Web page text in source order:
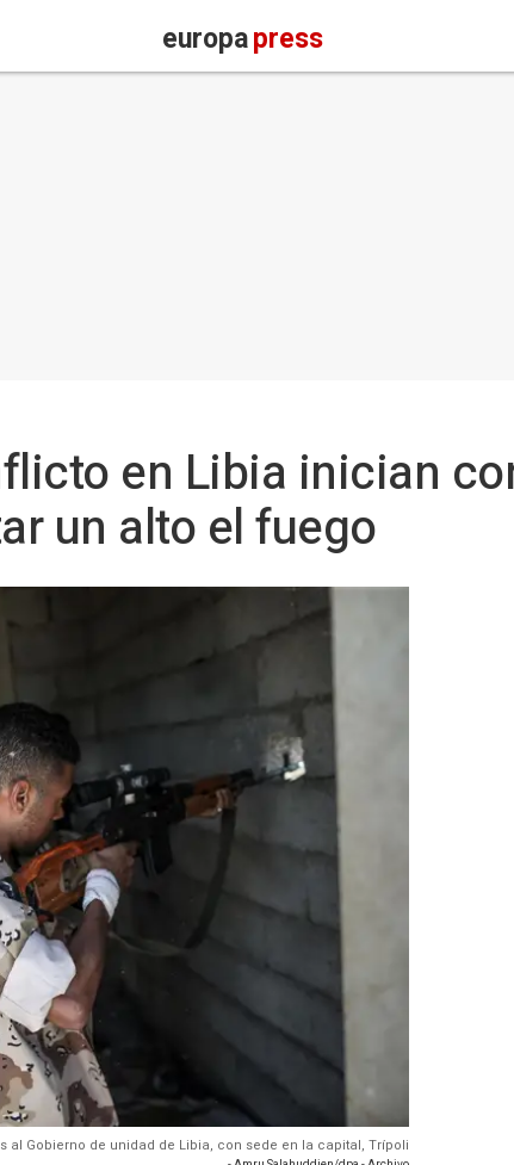
europapress
en Libia inician
un alto el fuego
al Gobierno de unidad de Libia, con sede en la capital, Trípoli